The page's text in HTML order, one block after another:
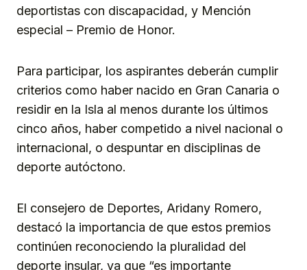
deportistas con discapacidad, y Mención
especial – Premio de Honor.
Para participar, los aspirantes deberán cumplir
criterios como haber nacido en Gran Canaria o
residir en la Isla al menos durante los últimos
cinco años, haber competido a nivel nacional o
internacional, o despuntar en disciplinas de
deporte autóctono.
El consejero de Deportes, Aridany Romero,
destacó la importancia de que estos premios
continúen reconociendo la pluralidad del
deporte insular, ya que “es importante